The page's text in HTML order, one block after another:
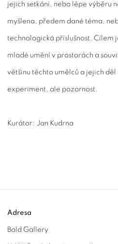
jejich setkání, nebo lépe výběru
myšlena, předem dané téma,
technologická příslušnost. Cílem
mladé umění v prostorách a
většinu těchto umělců a jejich
experiment, ale pozornost.
Kurátor: Jan Kudrna
Adresa
Bold Gallery